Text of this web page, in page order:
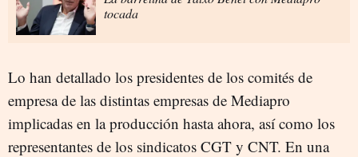
tocada
Lo han detallado los presidentes de los comités de
empresa de las distintas empresas de Mediapro
implicadas en la producción hasta ahora, así como los
representantes de los sindicatos CGT y CNT. En una